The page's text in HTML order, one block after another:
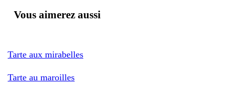
Vous aimerez aussi
Tarte aux mirabelles
Tarte au maroilles